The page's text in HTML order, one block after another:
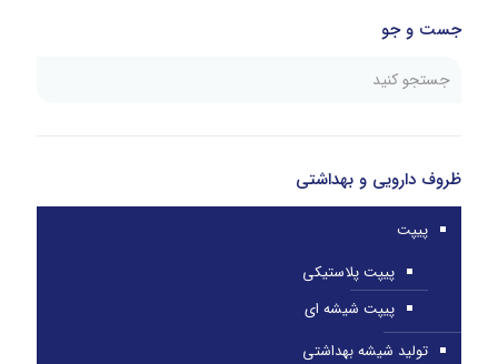
جست و جو
ظروف دارویی و بهداشتی
پیپت
پیپت پلاستیکی
پیپت شیشه ای
تولید شیشه بهداشتی